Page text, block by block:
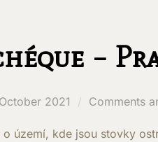
–
2021 Comments
území, kde jsou stovky